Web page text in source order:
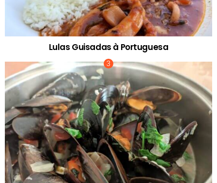
Lulas Guisadas à Portuguesa